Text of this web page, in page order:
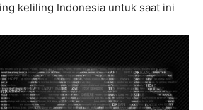
keliling Indonesia untuk saat ini